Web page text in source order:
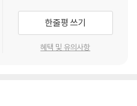
한줄평 쓰기
혜택 및 유의사항